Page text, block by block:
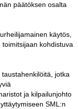
päätöksen osalta
käytös,
kohdistuva
jotka
ja kilpailunjohto
SML:n